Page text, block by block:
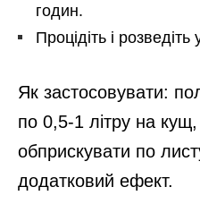
годин.
Процідіть і
Як застосовувати:
по 0,5-1 літру на
обприскувати по
додатковий ефект.